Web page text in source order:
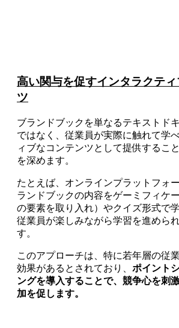
高い関与を促すインタラクテ
ツ
ブランドブックを単なるテキストド
ではなく、従業員が実際に触れて学
ィブなコンテンツとして提供するこ
を深めます。
たとえば、オンラインプラットフォ
ランドブックの内容をゲーミフィケ
の要素を取り入れ）やクイズ形式で
従業員が楽しみながら学習を進めら
す。
このアプローチは、特に若年層の従
効果があるとされており、 ポイント
ングを導入することで、競争心を刺
加を促します。